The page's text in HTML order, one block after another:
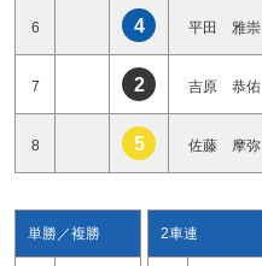
6 4 平田 雅崇
7 2 吉原 恭佑
8 5 佐藤 摩弥
単勝／複勝 2車連